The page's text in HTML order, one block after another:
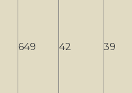
649 42 39